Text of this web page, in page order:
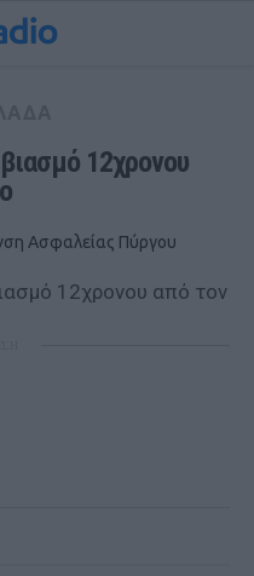
12χρονου
Ασφαλείας Πύργου